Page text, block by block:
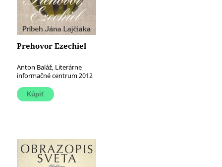
Prehovor Ezechiel
Anton Baláž, Literárne
informačné centrum 2012